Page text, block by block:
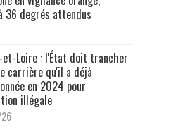
36 degrés attendus
et-Loire : l'État doit trancher
carrière qu'il a déjà
en 2024 pour
illégale